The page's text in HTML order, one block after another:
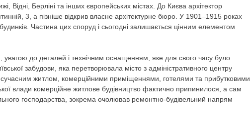
Відні, Берліні та інших європейських містах. До Києва архітектор
3, а пізніше відкрив власне архітектурне бюро. У 1901–1915 роках
Частина цих споруд і сьогодні залишається цінним елементом
до деталей і технічним оснащенням, яке для свого часу було
забудови, яка перетворювала місто з адміністративного центру
сучасним житлом, комерційними приміщеннями, готелями та прибутковими
влади комерційне житлове будівництво фактично припинилося, а сам
господарства, зокрема очолював ремонтно-будівельний напрям